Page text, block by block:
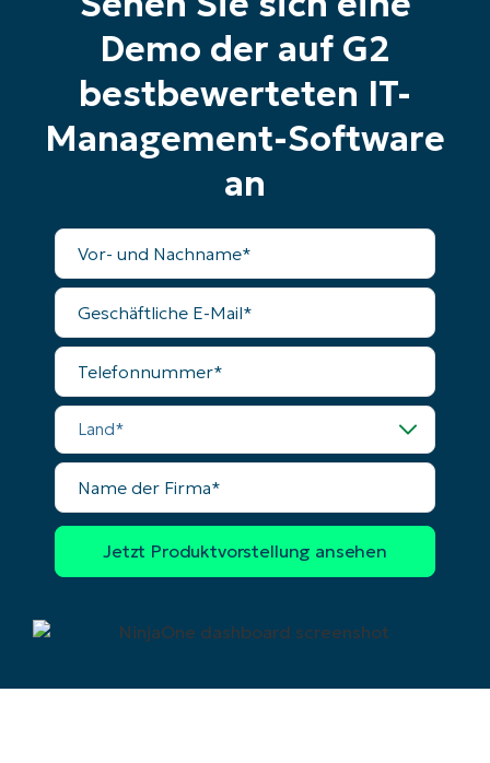
Demo der auf G2
bestbewerteten IT-
Management-Software
an
Vollständiger
Name
Geschäftliche
Mail
Telefonnummer
Land
Name
der
Firma